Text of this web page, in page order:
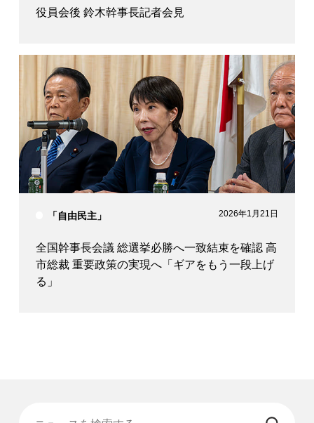
役員会後 鈴木幹事長記者会見
「自由民主」 2026年1月21日
全国幹事長会議 総選挙必勝へ一致結束を確認 高
市総裁 重要政策の実現へ「ギアをもう一段上げ
る」